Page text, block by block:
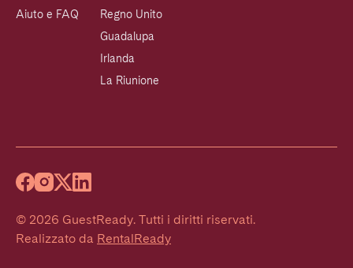
Aiuto e FAQ
Regno Unito
Guadalupa
Irlanda
La Riunione
© 2026 GuestReady. Tutti i diritti riservati.
Realizzato da RentalReady